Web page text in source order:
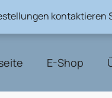
kontaktieren
E-Shop